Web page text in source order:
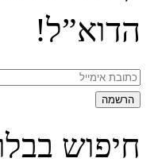
הדוא”ל!
חיפוש